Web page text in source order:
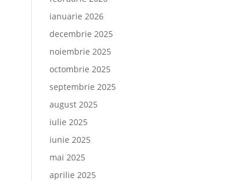
ianuarie 2026
decembrie 2025
noiembrie 2025
octombrie 2025
septembrie 2025
august 2025
iulie 2025
iunie 2025
mai 2025
aprilie 2025